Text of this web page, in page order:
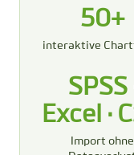
50+
interaktive
SPSS
Excel ·
Import ohne